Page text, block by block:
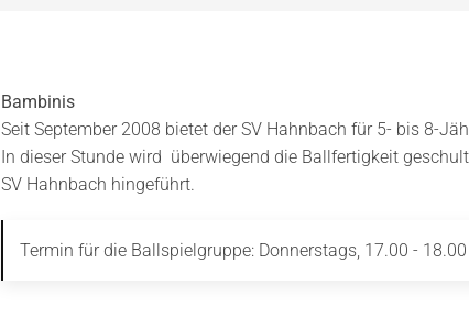
Bambinis
Seit September 2008 bietet der SV Hahnbach für 5- bis 8-
In dieser Stunde wird überwiegend die Ballfertigkeit
SV Hahnbach hingeführt.
Termin für die Ballspielgruppe: Donnerstags, 17.00 -